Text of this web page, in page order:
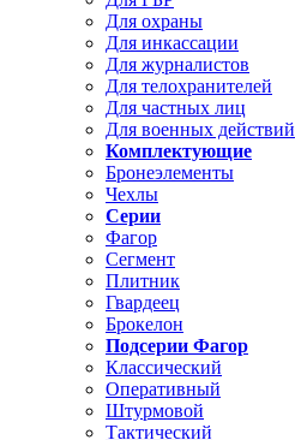
Для охраны
Для инкассации
Для журналистов
Для телохранителей
Для частных лиц
Для военных действий
Комплектующие
Бронеэлементы
Чехлы
Серии
Фагор
Сегмент
Плитник
Гвардеец
Брокелон
Подсерии Фагор
Классический
Оперативный
Штурмовой
Тактический